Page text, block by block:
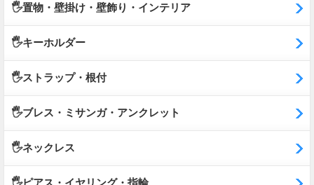
🖐️置物・壁掛け・壁飾り・インテリア
🖐️キーホルダー
🖐️ストラップ・根付
🖐️ブレス・ミサンガ・アンクレット
🖐️ネックレス
🖐️ピアス・イヤリング・指輪